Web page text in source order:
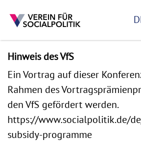
Direkt zum Inhalt
Hinweis des VfS
Ein Vortrag auf dieser
Rahmen des
den VfS gefördert werden.
https://www.socialpolitik.de/
subsidy-programme